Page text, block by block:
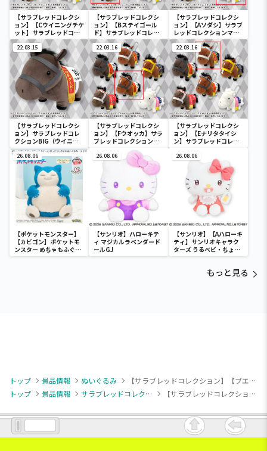
【サラブレッドコレクシ
ョン】【Cウイニングチケ
ット】サラブレッドコレ
クションマスコットBC3
【サラブレッドコレクシ
ョン】【Bステイゴール
ド】サラブレッドコレク
ションマスコットBC3
【サラブレッドコレクシ
ョン】【Aソダシ】サラブ
レッドコレクションマス
コットBC3
22.03.15
【サラブレッドコレクシ
ョン】サラブレッドコレ
クションBIG（ウイニン
グチケット）
22.03.16
【サラブレッドコレクシ
ョン】【Fウオッカ】サラ
ブレッドコレクションマ
22.03.16
【サラブレッドコレクシ
ョン】【Eナリタタイシ
ン】サラブレッドコレク
26.08.06
【ポケットモンスター】
【カビゴン】ポケットモ
ンスター めちゃもふぐっ
と ほっこりいやされぬい
26.08.06
【サンリオ】ハローキテ
ィ マジカルラベンダード
ールGJ
26.08.06
【サンリオ】【Aハローキ
ティ】サンリオキャラク
ターズ うるベビ・ちょい
デカドール
もっと見る
トップ 景品情報 ぬいぐるみ
【サラブレッドコレクション】【ブエナビスタ】サラブレッドコレクション ふわふわBIG(ブエナビスタ)
トップ
景品情報 サラブレッドコレクション 【サラブレッドコレクション】【ブエナビスタ】サラブレッドコレクション ふわふわBIG(ブエナビスタ)